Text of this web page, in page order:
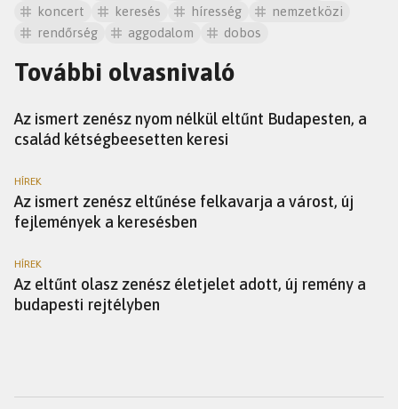
koncert
keresés híresség
nemzetközi
rendőrség
aggodalom dobos
További olvasnivaló
Az ismert zenész nyom nélkül eltűnt Budapesten, a
család kétségbeesetten keresi
HÍREK
Az ismert zenész eltűnése felkavarja a várost, új
fejlemények a keresésben
HÍREK
Az eltűnt olasz zenész életjelet adott, új remény a
budapesti rejtélyben